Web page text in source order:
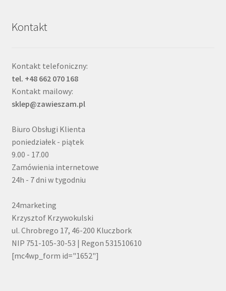
Kontakt
Kontakt telefoniczny:
tel. +48 662 070 168
Kontakt mailowy:
sklep@zawieszam.pl
Biuro Obsługi Klienta
poniedziałek - piątek
9.00 - 17.00
Zamówienia internetowe
24h - 7 dni w tygodniu
24marketing
Krzysztof Krzywokulski
ul. Chrobrego 17, 46-200 Kluczbork
NIP 751-105-30-53 | Regon 531510610
[mc4wp_form id="1652"]